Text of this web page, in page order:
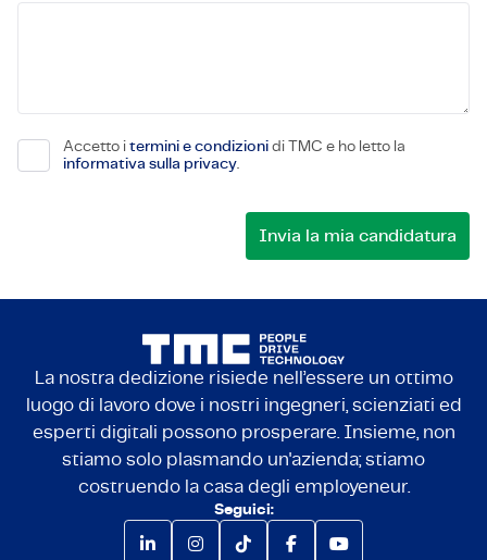
Accetto i termini e condizioni di TMC e ho letto la
informativa sulla privacy.
La nostra dedizione risiede nell’essere un ottimo
luogo di lavoro dove i nostri ingegneri, scienziati ed
esperti digitali possono prosperare. Insieme, non
stiamo solo plasmando un'azienda; stiamo
costruendo la casa degli employeneur.
Seguici: